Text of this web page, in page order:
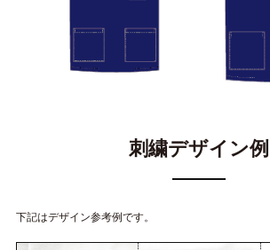
刺繍デザイン例
下記はデザイン参考例です。